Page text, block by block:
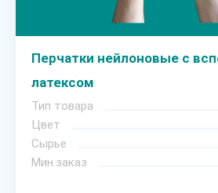
Перчатки нейлоновые с
латексом
Тип товара
Цвет
Сырье
Мин.заказ